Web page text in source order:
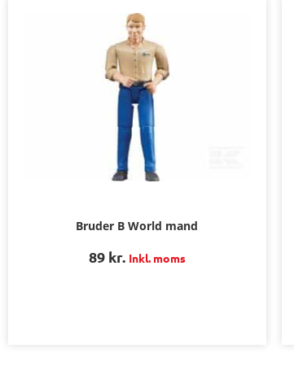
Bruder B World mand
89 kr. Inkl. moms